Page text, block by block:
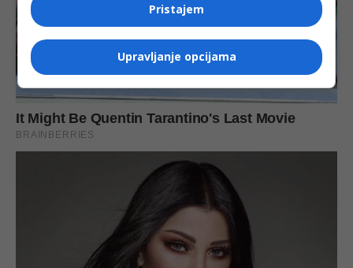
Pristajem
Upravljanje opcijama